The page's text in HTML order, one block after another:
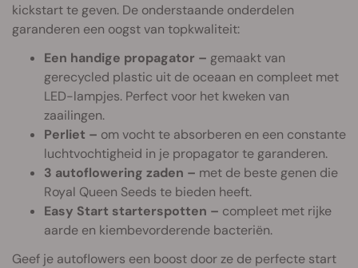
kickstart te geven. De onderstaande onderdelen
garanderen een oogst van topkwaliteit:
Een handige propagator – gemaakt van
gerecycled plastic uit de oceaan en compleet met
LED-lampjes. Perfect voor het kweken van
zaailingen.
Perliet – om vocht te absorberen en een constante
luchtvochtigheid in je propagator te garanderen.
3 autoflowering zaden – met de beste genen die
Royal Queen Seeds te bieden heeft.
Easy Start starterspotten – compleet met rijke
aarde en kiembevorderende bacteriën.
Geef je autoflowers een boost door ze de perfecte start